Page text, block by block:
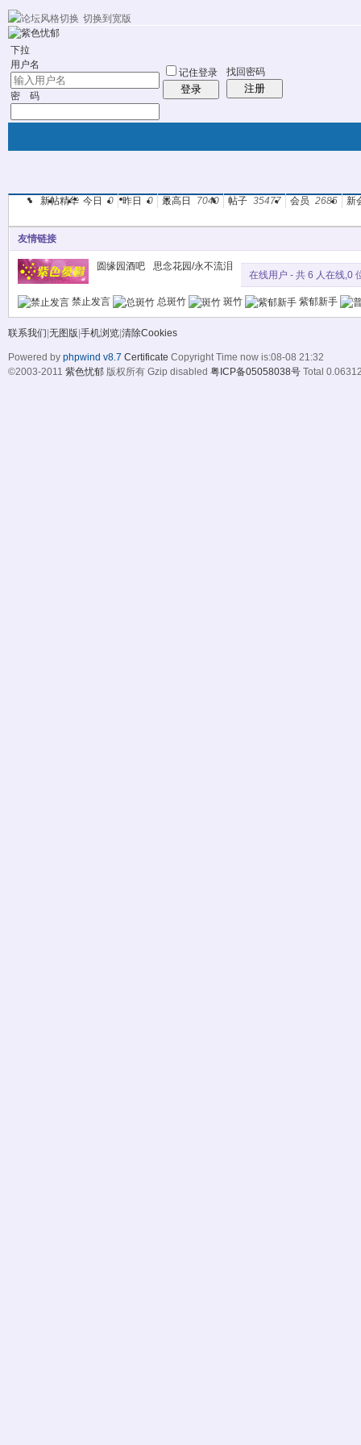
切换到宽版
下拉
用户名
密 码
记住登录
登录
找回密码
注册
门户 论坛 图酷 资讯 群组
新帖精华 今日 0 昨日 0 最高日 7040 帖子 35477 会员 2685 新
友情链接
圆缘园酒吧 思念花园/永不流泪
在线用户 - 共 6 人在线,0
禁止发言 总斑竹 斑竹 紫郁新手
联系我们 无图版 手机浏览 清除Cookies
Powered by phpwind v8.7 Certificate Copyright Time now is:08-08 21:32
©2003-2011 紫色忧郁 版权所有 Gzip disabled 粤ICP备05058038号 Total